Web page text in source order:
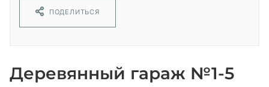
ПОДЕЛИТЬСЯ
Деревянный гараж №1-5